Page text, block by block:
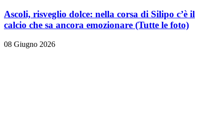
Ascoli, risveglio dolce: nella corsa di Silipo c’è il
calcio che sa ancora emozionare (Tutte le foto)
08 Giugno 2026